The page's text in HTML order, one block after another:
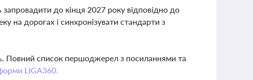
до кінця 2027 року відповідно до
на дорогах і синхронізувати стандарти з
Повний список першоджерел з посиланнями та
LIGA360.